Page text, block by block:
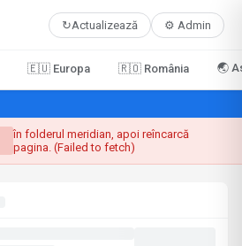
↻Actualizează ⚙ Admin
🇪🇺 Europa 🇷🇴 România 🌏
în folderul meridian, apoi reîncarcă
pagina. (Failed to fetch)